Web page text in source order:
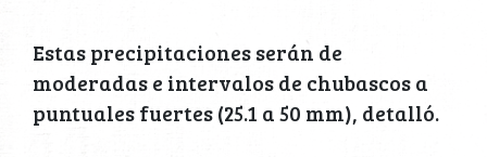
Estas precipitaciones serán de
moderadas e intervalos de chubascos a
puntuales fuertes (25.1 a 50 mm), detalló.